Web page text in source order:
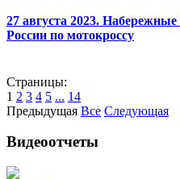
27 августа 2023.
России по мотокроссу
Страницы:
1 2 3 4 5 ... 14
Предыдущая Все Следующая
Видеоотчеты